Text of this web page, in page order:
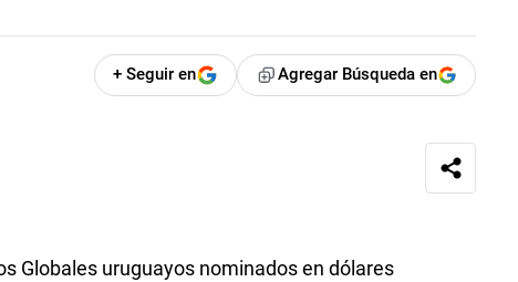
+ Seguir en Agregar Búsqueda en
Globales uruguayos nominados en dólares